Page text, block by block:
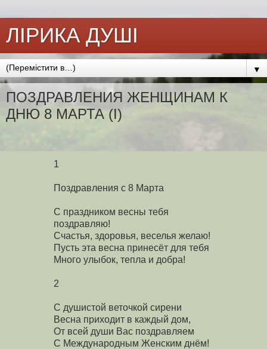
ЛІРИКА ДУШІ
▼
ПОЗДРАВЛЕНИЯ ЖЕНЩИНАМ К
ДНЮ 8 МАРТА (І)
1
Поздравления с 8 Марта
С праздником весны тебя
поздравляю!
Счастья, здоровья, веселья желаю!
Пусть эта весна принесёт для тебя
Много улыбок, тепла и добра!
2
С душистой веточкой сирени
Весна приходит в каждый дом,
От всей души Вас поздравляем
С Международным Женским днём!